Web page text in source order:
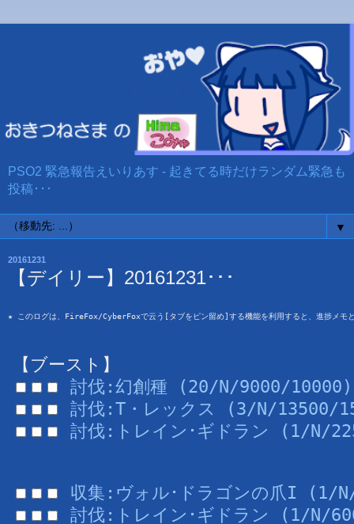
PSO2 緊急報告えいりあす - 起きてる時だけランダム緊急も
投稿･･･
▼
20161231
【デイリー】20161231･･･
★ このログは、FireFox/CyberFoxで云う[タブをピン留め]する機能を利用すると、進捗メモ
【ブースト】
討伐:幻創種 (20/N/9000/10000)
討伐:T・レックス (3/N/13500/
討伐:トレイン･ギドラン (1/N/
収集:ヴォル･ドラゴンの爪I (1/
討伐:トレイン･ギドラン (1/N/